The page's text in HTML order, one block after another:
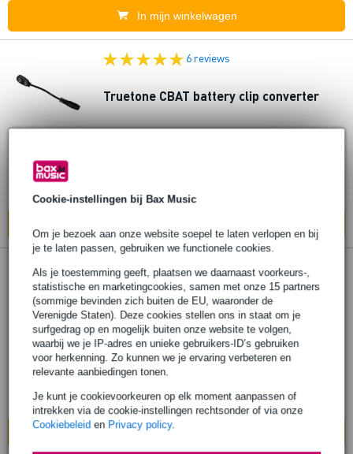
Cookie-instellingen bij Bax Music
Om je bezoek aan onze website soepel te laten verlopen en bij
je te laten passen, gebruiken we functionele cookies.
Als je toestemming geeft, plaatsen we daarnaast voorkeurs-,
statistische en marketingcookies, samen met onze 15 partners
(sommige bevinden zich buiten de EU, waaronder de
Verenigde Staten). Deze cookies stellen ons in staat om je
surfgedrag op en mogelijk buiten onze website te volgen,
waarbij we je IP-adres en unieke gebruikers-ID’s gebruiken
voor herkenning. Zo kunnen we je ervaring verbeteren en
relevante aanbiedingen tonen.
Je kunt je cookievoorkeuren op elk moment aanpassen of
intrekken via de cookie-instellingen rechtsonder of via onze
Cookiebeleid en Privacy policy.
In mijn winkelwagen
6 reviews
Truetone CBAT battery clip converter
13 reviews
Truetone C35 3.5mm Converter
Adviesprijs € 10,- € 5,90
Op voorraad
Ook in2 winkelsop voorraad
In mijn winkelwagen